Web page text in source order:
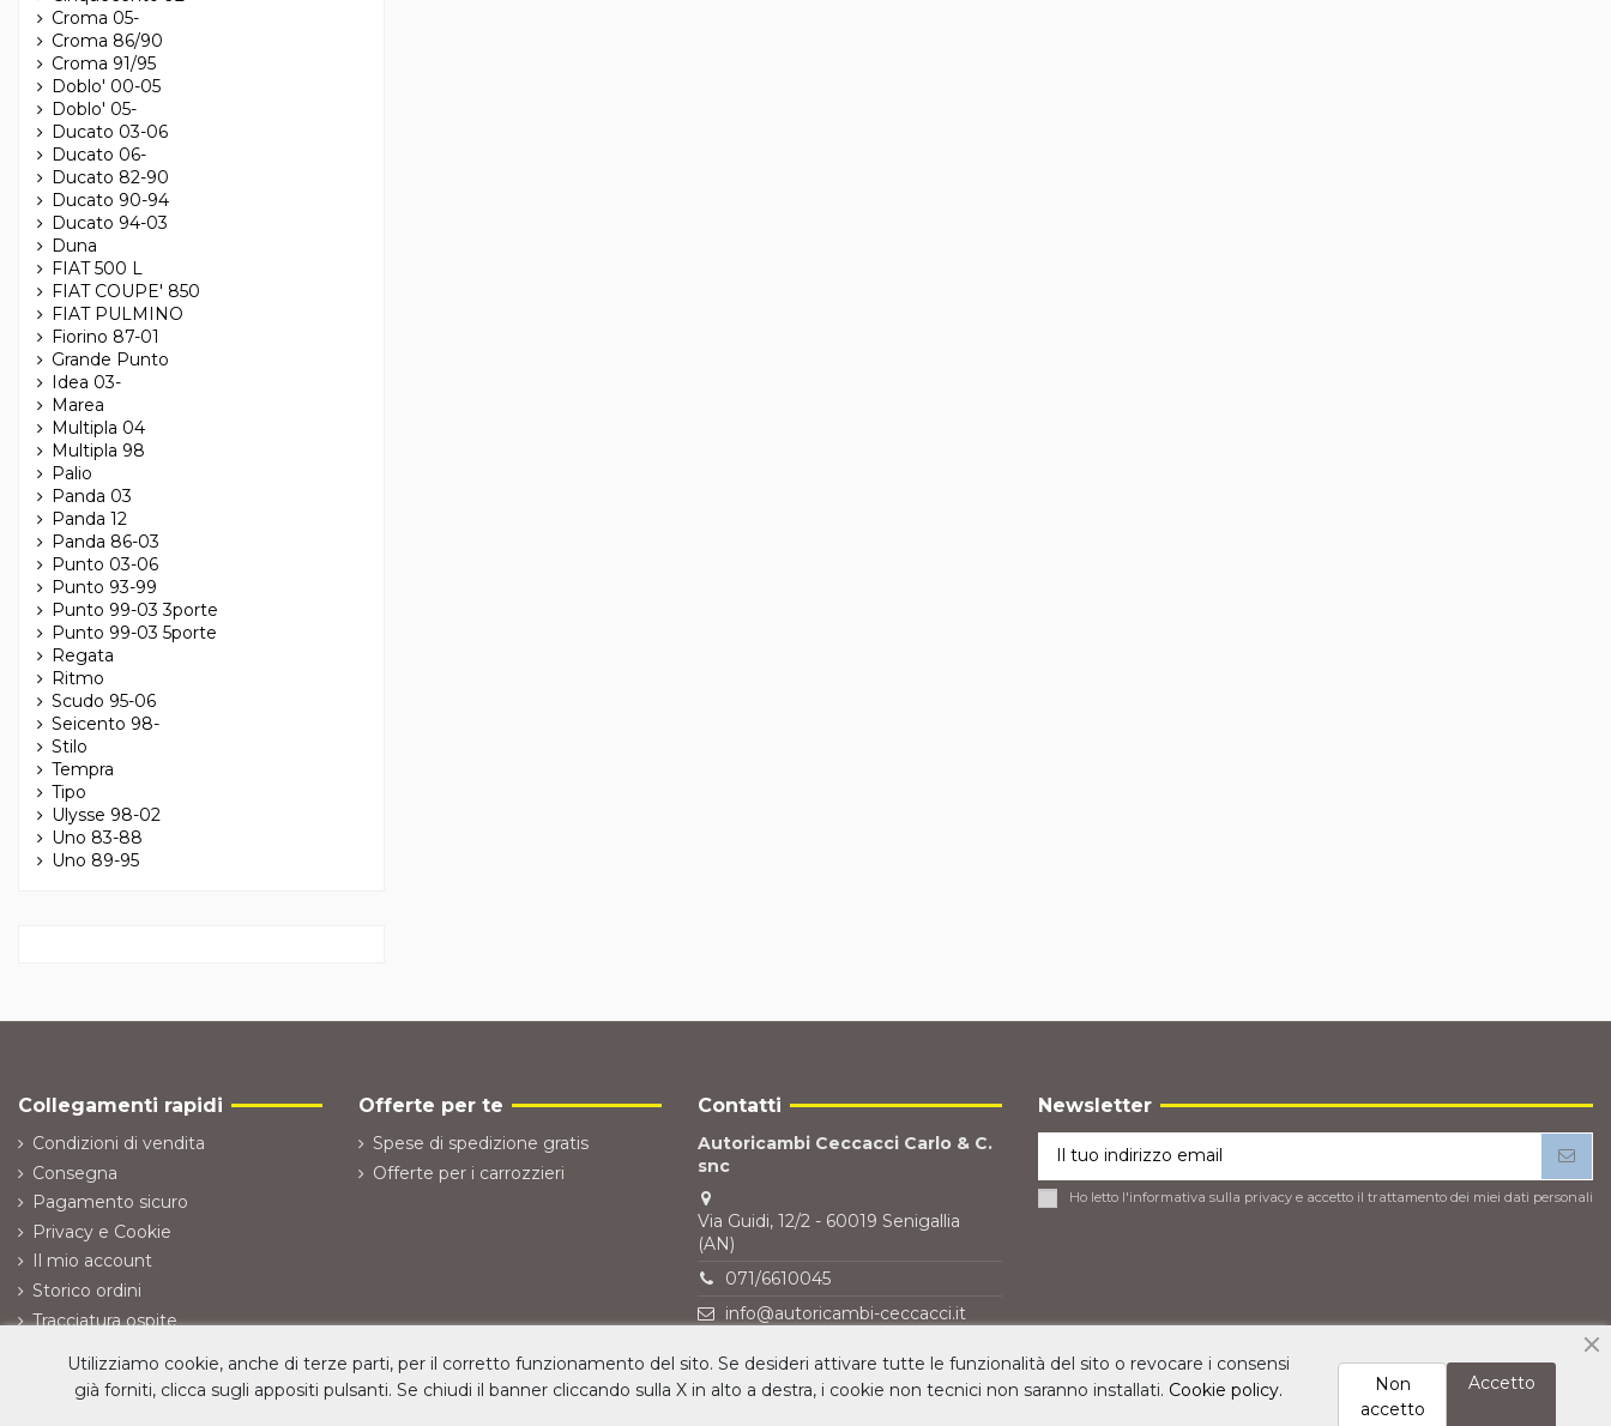
Croma 05-
Croma 86/90
Croma 91/95
Doblo' 00-05
Doblo' 05-
Ducato 03-06
Ducato 06-
Ducato 82-90
Ducato 90-94
Ducato 94-03
Duna
FIAT 500 L
FIAT COUPE' 850
FIAT PULMINO
Fiorino 87-01
Grande Punto
Idea 03-
Marea
Multipla 04
Multipla 98
Palio
Panda 03
Panda 12
Panda 86-03
Punto 03-06
Punto 93-99
Punto 99-03 3porte
Punto 99-03 5porte
Regata
Ritmo
Scudo 95-06
Seicento 98-
Stilo
Tempra
Tipo
Ulysse 98-02
Uno 83-88
Uno 89-95
Collegamenti rapidi
Condizioni di vendita
Consegna
Pagamento sicuro
Privacy e Cookie
Il mio account
Storico ordini
Tracciatura ospite
Offerte per te
Spese di spedizione gratis
Offerte per i carrozzieri
Contatti
Autoricambi Ceccacci Carlo & C.
snc
Via Guidi, 12/2 - 60019 Senigallia
(AN)
071/6610045
info@autoricambi-ceccacci.it
Newsletter
Ho letto l'informativa sulla privacy e accetto il trattamento dei miei dati personali
Utilizziamo cookie, anche di terze parti, per il corretto funzionamento del sito. Se desideri attivare tutte le funzionalità del sito o revocare i consensi
già forniti, clicca sugli appositi pulsanti. Se chiudi il banner cliccando sulla X in alto a destra, i cookie non tecnici non saranno installati. Cookie policy. Accetto
Non
accetto